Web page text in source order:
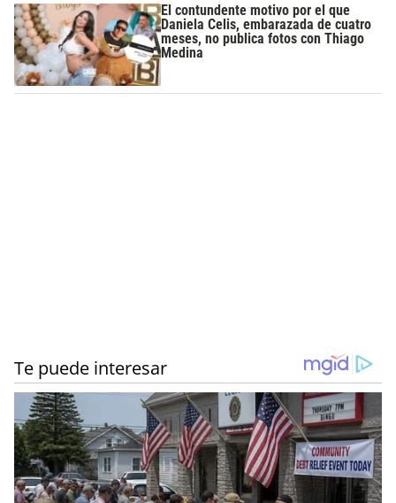
El contundente motivo por el que
Daniela Celis, embarazada de cuatro
meses, no publica fotos con Thiago
Medina